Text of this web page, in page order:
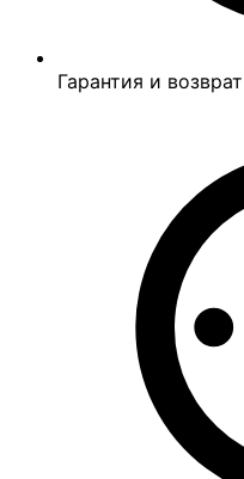
Гарантия и